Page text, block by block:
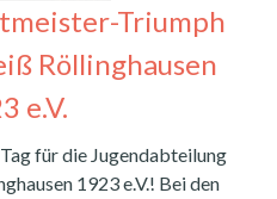
Triumph
Röllinghausen
e.V.
für die Jugendabteilung
1923 e.V.! Bei den